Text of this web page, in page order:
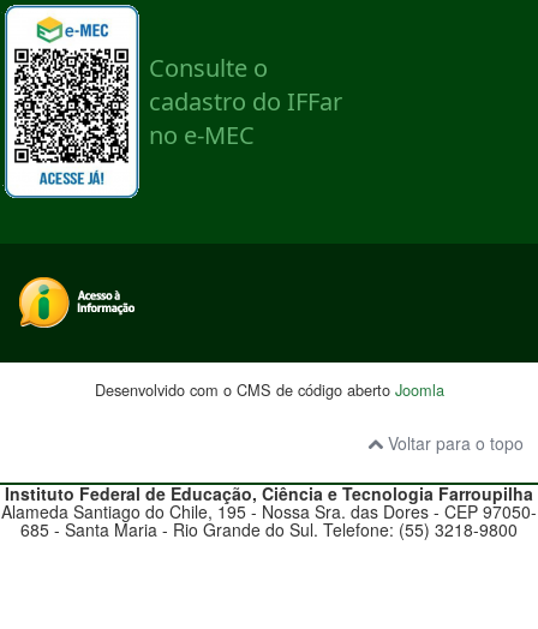
Desenvolvido com o CMS de código aberto Joomla
Voltar para o topo
Instituto Federal de Educação, Ciência e Tecnologia Farroupilha
Alameda Santiago do Chile, 195 - Nossa Sra. das Dores - CEP 97050-
685 - Santa Maria - Rio Grande do Sul. Telefone: (55) 3218-9800